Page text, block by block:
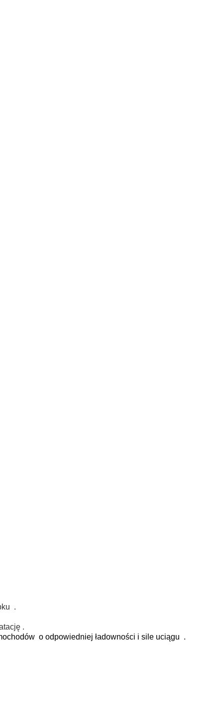
.
.
o odpowiedniej ładowności i sile uciągu .